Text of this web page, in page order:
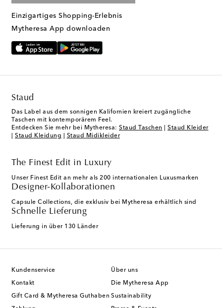
Einzigartiges Shopping-Erlebnis
Mytheresa App downloaden
Staud
Das Label aus dem sonnigen Kalifornien kreiert zugängliche
Taschen mit kontemporärem Feel.
Entdecken Sie mehr bei Mytheresa: Staud Taschen
Staud Kleider
Staud Kleidung Staud Midikleider
The Finest Edit in Luxury
Unser Finest Edit an mehr als 200 internationalen Luxusmarken
Designer-Kollaborationen
Capsule Collections, die exklusiv bei Mytheresa erhältlich sind
Schnelle Lieferung
Lieferung in über 130 Länder
Kundenservice
Kontakt
Gift Card & Mytheresa Guthaben
Über uns
Die Mytheresa App
Sustainability